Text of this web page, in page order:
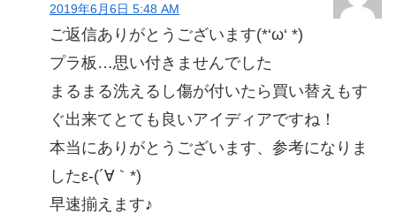
2019年6月6日 5:48 AM
ご返信ありがとうございます(*‘ω‘ *)
プラ板…思い付きませんでした
まるまる洗えるし傷が付いたら買い替えもす
ぐ出来てとても良いアイディアですね！
本当にありがとうございます、参考になりま
したε-(´∀｀*)
早速揃えます♪